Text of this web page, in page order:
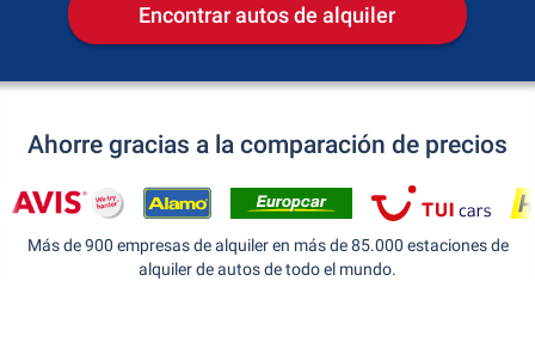
Encontrar autos de alquiler
Ahorre gracias a la comparación de precios
Más de 900 empresas de alquiler en más de 85.000 estaciones de
alquiler de autos de todo el mundo.